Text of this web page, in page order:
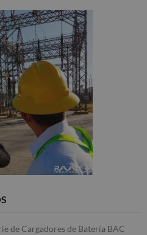
de Cargadores de Batería BAC